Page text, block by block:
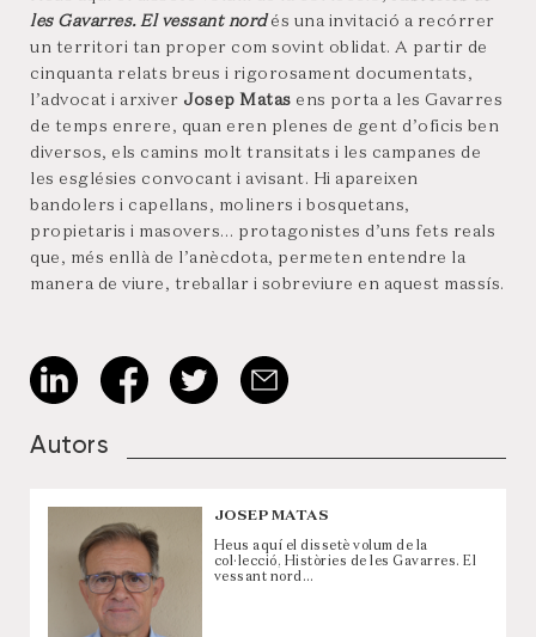
les Gavarres. El vessant nordés una invitació a recórrer
un territori tan proper com sovint oblidat. A partir de
cinquanta relats breus i rigorosament documentats,
l’advocat i arxiver Josep Matas ens porta a les Gavarres
de temps enrere, quan eren plenes de gent d’oficis ben
diversos, els camins molt transitats i les campanes de
les esglésies convocant i avisant. Hi apareixen
bandolers i capellans, moliners i bosquetans,
propietaris i masovers… protagonistes d’uns fets reals
que, més enllà de l’anècdota, permeten entendre la
manera de viure, treballar i sobreviure en aquest massís.
Autors
JOSEP MATAS
Heus aquí el dissetè volum de la
col·lecció, Històries de les Gavarres. El
vessant nord…